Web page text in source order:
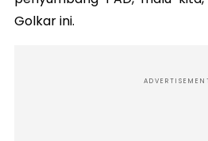
Golkar ini.